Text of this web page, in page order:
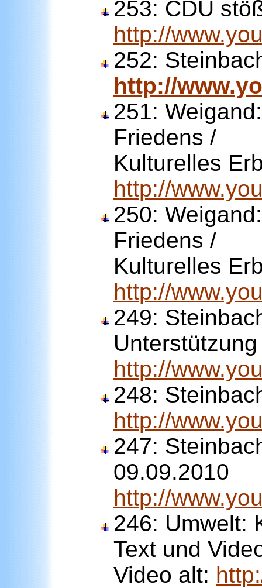
253: CDU
http://
252:
http://
251:
Friedens /
Kulturelles
http://
250:
Friedens /
Kulturelles
http://
249:
http://
248:
http://
247:
09.09.2010
http://
246: Umwelt:
Text und
Video alt: